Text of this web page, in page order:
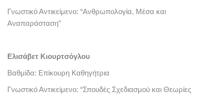
Γνωστικό Αντικείμενο: “Ανθρωπολογία, Μέσα και
Αναπαράσταση”
Ελισάβετ Κιουρτσόγλου
Βαθμίδα: Επίκουρη Καθηγήτρια
Γνωστικό Αντικείμενο: “Σπουδές Σχεδιασμού και Θεωρίες